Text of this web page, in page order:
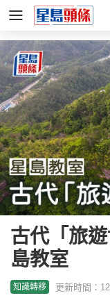
古代「旅
島教室
知識轉移 更新時間：